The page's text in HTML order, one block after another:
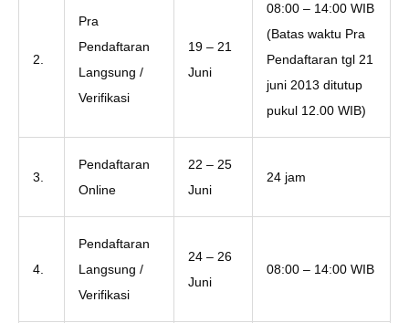
2.
Pra
Pendaftaran
Langsung /
Verifikasi
19 – 21
Juni
08:00 – 14:00 WIB
(Batas waktu Pra
Pendaftaran tgl 21
juni 2013 ditutup
pukul 12.00 WIB)
3.
Pendaftaran
Online
22 – 25
Juni
24 jam
4.
Pendaftaran
Langsung /
Verifikasi
24 – 26
Juni
08:00 – 14:00 WIB